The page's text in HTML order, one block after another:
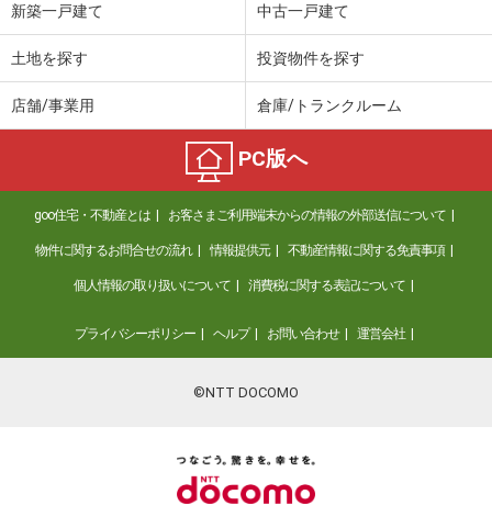
新築一戸建て 中古一戸建て
土地を探す 投資物件を探す
店舗/事業用 倉庫/トランクルーム
PC版へ
goo住宅・不動産とは お客さまご利用端末からの情報の外部送信について
物件に関するお問合せの流れ 情報提供元 不動産情報に関する免責事項
個人情報の取り扱いについて 消費税に関する表記について
プライバシーポリシー ヘルプ お問い合わせ 運営会社
©NTT DOCOMO